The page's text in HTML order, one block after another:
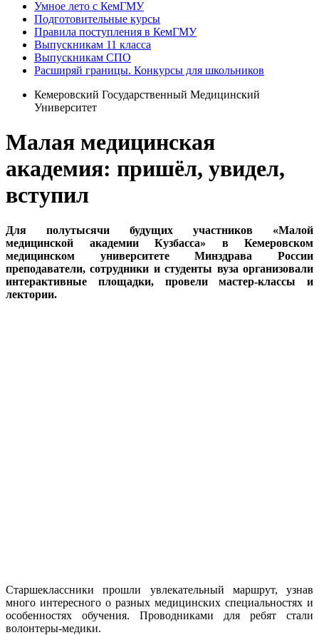
Умное лето с КемГМУ
Подготовительные курсы
Правила поступления в КемГМУ
Выпускникам 11 класса
Выпускникам СПО
Расширяй границы. Конкурсы для школьников
Кемеровский Государственный Медицинский
Университет
Малая медицинская
академия: пришёл, увидел,
вступил
Для полутысячи будущих участников «Малой
медицинской академии Кузбасса» в Кемеровском
медицинском университете Минздрава России
преподаватели, сотрудники и студенты вуза организовали
интерактивные площадки, провели мастер-классы и
лектории.
Старшеклассники прошли увлекательный маршрут, узнав
много интересного о разных медицинских специальностях и
особенностях обучения. Проводниками для ребят стали
волонтеры-медики.